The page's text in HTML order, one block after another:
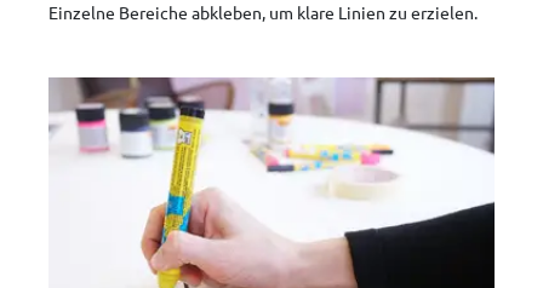
Einzelne Bereiche abkleben, um klare Linien zu erzielen.